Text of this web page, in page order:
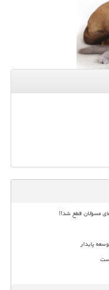
مسؤلان قطع شد!!
پایدار